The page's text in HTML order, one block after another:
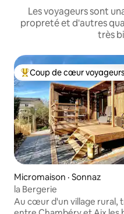
Les voyageurs sont
propreté et d'autres
très
Coup de cœur voyageurs
Coup de cœur voyageurs
Micromaison · Sonnaz
la Bergerie
Au cœur d'un village rural,